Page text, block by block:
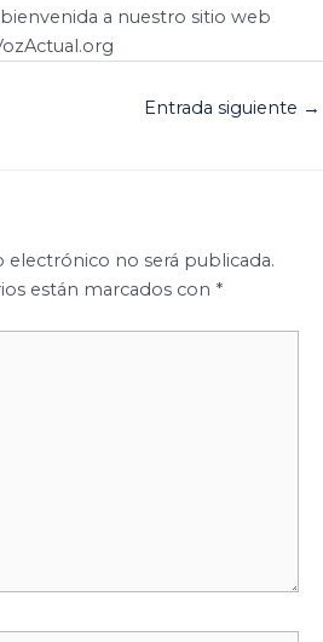
a nuestro sitio web
Entrada siguiente →
electrónico no será publicada.
están marcados con *